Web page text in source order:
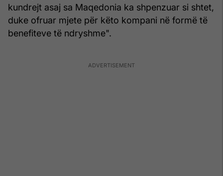
kundrejt asaj sa Maqedonia ka shpenzuar si shtet,
duke ofruar mjete për këto kompani në formë të
benefiteve të ndryshme".